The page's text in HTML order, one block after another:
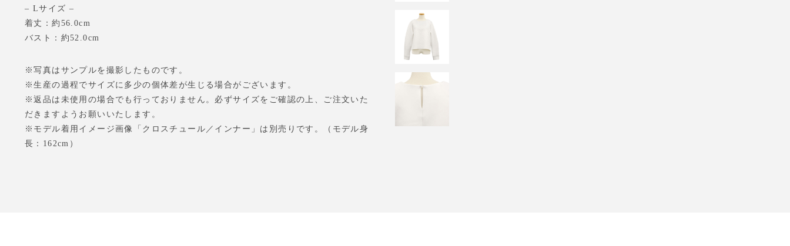
– Lサイズ –
着丈：約56.0cm
バスト：約52.0cm
※写真はサンプルを撮影したものです。
※生産の過程でサイズに多少の個体差が生じる場合がございます。
※返品は未使用の場合でも行っておりません。必ずサイズをご確認の上、ご注文いた
だきますようお願いいたします。
※モデル着用イメージ画像「クロスチュール／インナー」は別売りです。（モデル身
長：162cm）